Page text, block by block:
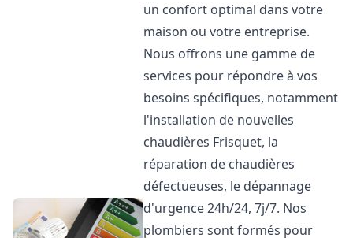
un confort optimal dans votre
maison ou votre entreprise.
Nous offrons une gamme de
services pour répondre à vos
besoins spécifiques, notamment
l'installation de nouvelles
chaudières Frisquet, la
réparation de chaudières
défectueuses, le dépannage
d'urgence 24h/24, 7j/7. Nos
plombiers sont formés pour